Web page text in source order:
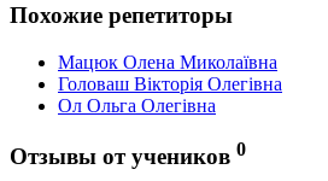
Похожие репетиторы
Мацюк Олена Миколаївна
Головаш Вікторія Олегівна
Ол Ольга Олегівна
Отзывы от учеников 0